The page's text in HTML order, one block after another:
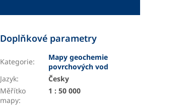
Doplňkové parametry
Kategorie:
Mapy geochemie
povrchových vod
Jazyk:
Česky
Měřítko
mapy:
1 : 50 000